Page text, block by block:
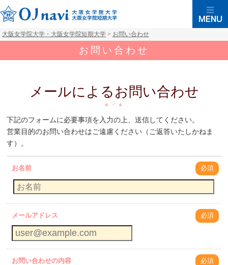
大阪女学院大学・大阪女学院短期大学 > お問い合わせ
お問い合わせ
メールによるお問い合わせ
下記のフォームに必要事項を入力の上、送信してください。
営業目的のお問い合わせはご遠慮ください（ご返答いたしかねま
す）。
お名前 必須
メールアドレス 必須
お問い合わせの内容 必須